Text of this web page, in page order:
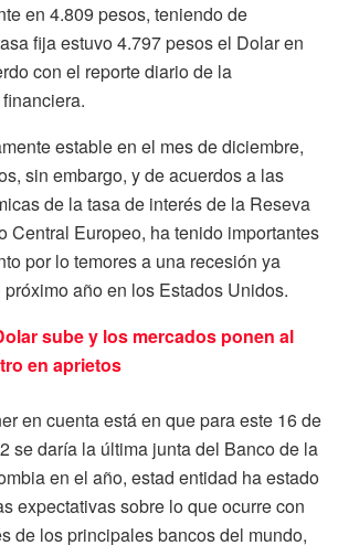
en 4.809 pesos, teniendo de
fija estuvo 4.797 pesos el Dolar en
con el reporte diario de la
estable en el mes de diciembre,
sin embargo, y de acuerdos a las
de la tasa de interés de la Reseva
Central Europeo, ha tenido importantes
por lo temores a una recesión ya
año en los Estados Unidos.
sube y los mercados ponen al
en aprietos
en cuenta está en que para este 16 de
se daría la última junta del Banco de la
en el año, estad entidad ha estado
expectativas sobre lo que ocurre con
de los principales bancos del mundo,